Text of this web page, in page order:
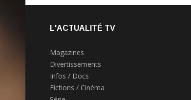
L'ACTUALITÉ TV
Magazines
Divertissements
Infos / Docs
Fictions / Cinéma